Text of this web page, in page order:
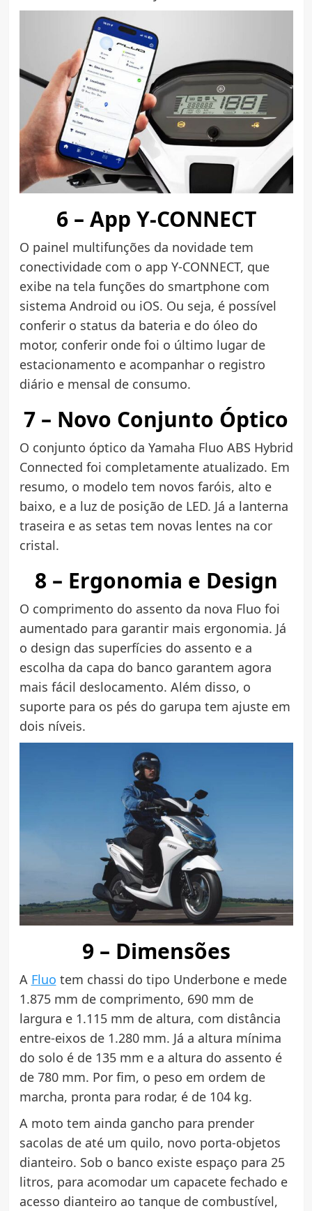
6 – App Y-CONNECT
O painel multifunções da novidade tem
conectividade com o app Y-CONNECT, que
exibe na tela funções do smartphone com
sistema Android ou iOS. Ou seja, é possível
conferir o status da bateria e do óleo do
motor, conferir onde foi o último lugar de
estacionamento e acompanhar o registro
diário e mensal de consumo.
7 – Novo Conjunto Óptico
O conjunto óptico da Yamaha Fluo ABS Hybrid
Connected foi completamente atualizado. Em
resumo, o modelo tem novos faróis, alto e
baixo, e a luz de posição de LED. Já a lanterna
traseira e as setas tem novas lentes na cor
cristal.
8 – Ergonomia e Design
O comprimento do assento da nova Fluo foi
aumentado para garantir mais ergonomia. Já
o design das superfícies do assento e a
escolha da capa do banco garantem agora
mais fácil deslocamento. Além disso, o
suporte para os pés do garupa tem ajuste em
dois níveis.
9 – Dimensões
A Fluo tem chassi do tipo Underbone e mede
1.875 mm de comprimento, 690 mm de
largura e 1.115 mm de altura, com distância
entre-eixos de 1.280 mm. Já a altura mínima
do solo é de 135 mm e a altura do assento é
de 780 mm. Por fim, o peso em ordem de
marcha, pronta para rodar, é de 104 kg.
A moto tem ainda gancho para prender
sacolas de até um quilo, novo porta-objetos
dianteiro. Sob o banco existe espaço para 25
litros, para acomodar um capacete fechado e
acesso dianteiro ao tanque de combustível,